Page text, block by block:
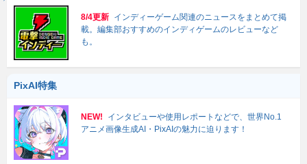
8/4更新 インディーゲーム関連のニュースをまとめて掲
載。編集部おすすめのインディゲームのレビューなど
も。
PixAI特集
NEW!
インタビューや使用レポートなどで、世界No.1
アニメ画像生成AI・PixAIの魅力に迫ります！